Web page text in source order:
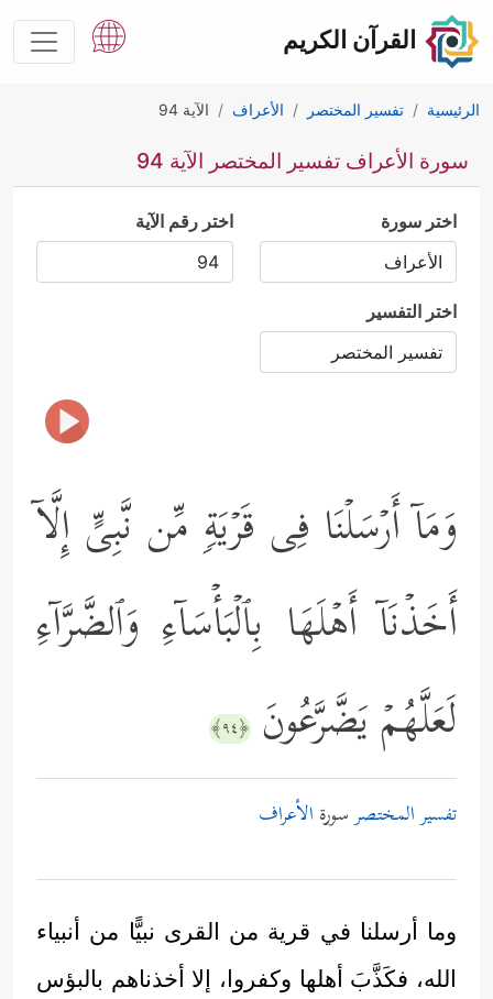
القرآن الكريم
الرئيسية تفسير المختصر الأعراف الآية 94
سورة الأعراف تفسير المختصر الآية 94
اختر سورة اختر رقم الآية
اختر التفسير
وَمَاۤ أَرۡسَلۡنَا فِی قَرۡیَةࣲ مِّن نَّبِیٍّ إِلَّاۤ
أَخَذۡنَاۤ أَهۡلَهَا بِٱلۡبَأۡسَاۤءِ وَٱلضَّرَّاۤءِ
لَعَلَّهُمۡ یَضَّرَّعُونَ ﴿٩٤﴾
تفسير المختصرسورة الأعراف
وما أرسلنا في قرية من القرى نبيًّا من أنبياء
الله، فكَذَّبَ أهلها وكفروا، إلا أخذناهم بالبؤس